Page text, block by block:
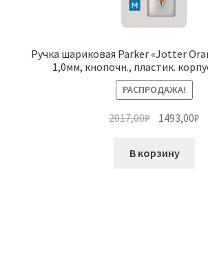
Ручка шариковая Parker «Jotter
1,0мм, кнопочн., пластик.
РАСПРОДАЖА!
2017,00₽
составляла
1493,00₽
В корзину